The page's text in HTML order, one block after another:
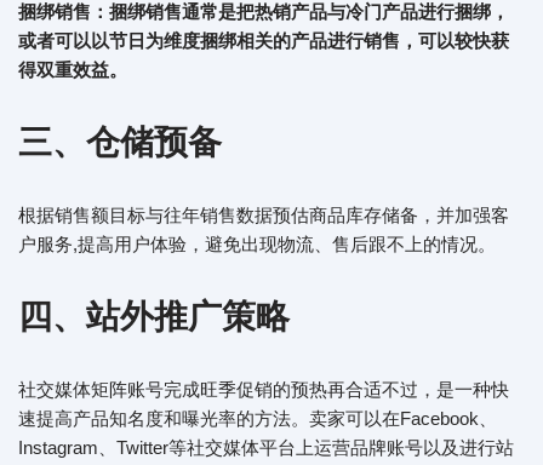
捆绑销售：捆绑销售通常是把热销产品与冷门产品进行捆绑，
或者可以以节日为维度捆绑相关的产品进行销售，可以较快获
得双重效益。
三、仓储预备
根据销售额目标与往年销售数据预估商品库存储备，并加强客
户服务,提高用户体验，避免出现物流、售后跟不上的情况。
四、站外推广策略
社交媒体矩阵账号完成旺季促销的预热再合适不过，是一种快
速提高产品知名度和曝光率的方法。卖家可以在Facebook、
Instagram、Twitter等社交媒体平台上运营品牌账号以及进行站